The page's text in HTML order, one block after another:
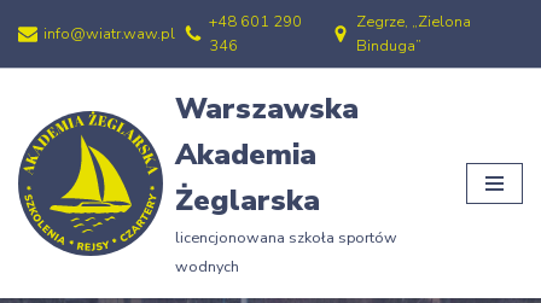
Przejdź
treści
info@wiatr.waw.pl
+48 601 290
346
Zegrze, „Zielona
Binduga”
Warszawska
Akademia
Żeglarska
licencjonowana szkoła sportów
wodnych